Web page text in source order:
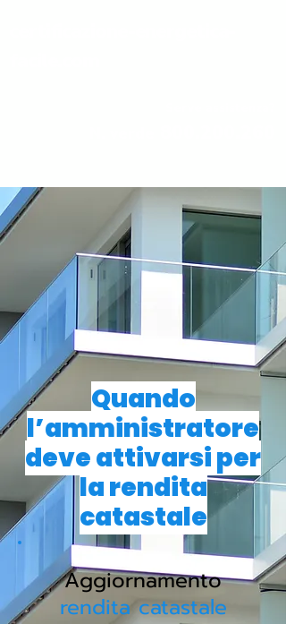
Quando
l’amministratore
deve attivarsi per
la rendita
catastale
Aggiornamento
rendita catastale